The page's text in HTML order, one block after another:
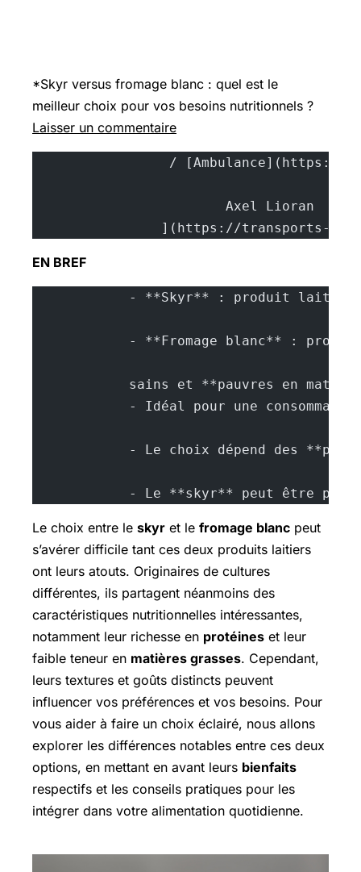
*Skyr versus fromage blanc : quel est le
meilleur choix pour vos besoins nutritionnels ?
Laisser un commentaire
](https://transports-
EN BREF
- **Skyr** : produit
- **Fromage blanc** :
sains et **pauvres en
- Idéal pour une
- Le choix dépend des
- Le **skyr** peut être
Le choix entre le skyr et le fromage blanc peut
s’avérer difficile tant ces deux produits laitiers
ont leurs atouts. Originaires de cultures
différentes, ils partagent néanmoins des
caractéristiques nutritionnelles intéressantes,
notamment leur richesse en protéines et leur
faible teneur en matières grasses. Cependant,
leurs textures et goûts distincts peuvent
influencer vos préférences et vos besoins. Pour
vous aider à faire un choix éclairé, nous allons
explorer les différences notables entre ces deux
options, en mettant en avant leurs bienfaits
respectifs et les conseils pratiques pour les
intégrer dans votre alimentation quotidienne.